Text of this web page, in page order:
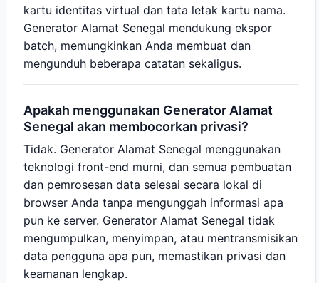
kartu identitas virtual dan tata letak kartu nama.
Generator Alamat Senegal mendukung ekspor
batch, memungkinkan Anda membuat dan
mengunduh beberapa catatan sekaligus.
Apakah menggunakan Generator Alamat
Senegal akan membocorkan privasi?
Tidak. Generator Alamat Senegal menggunakan
teknologi front-end murni, dan semua pembuatan
dan pemrosesan data selesai secara lokal di
browser Anda tanpa mengunggah informasi apa
pun ke server. Generator Alamat Senegal tidak
mengumpulkan, menyimpan, atau mentransmisikan
data pengguna apa pun, memastikan privasi dan
keamanan lengkap.